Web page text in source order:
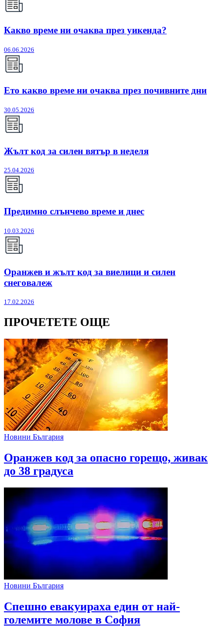
Какво време ни очаква през уикенда?
06.06.2026
Ето какво време ни очаква през почивните дни
30.05.2026
Жълт код за силен вятър в неделя
25.04.2026
Предимно слънчево време и днес
10.03.2026
Оранжев и жълт код за виелици и силен
снеговалеж
17.02.2026
ПРОЧЕТЕТЕ ОЩЕ
Новини България
Оранжев код за опасно горещо, живак
до 38 градуса
Новини България
Спешно евакуираха един от най-
големите молове в София